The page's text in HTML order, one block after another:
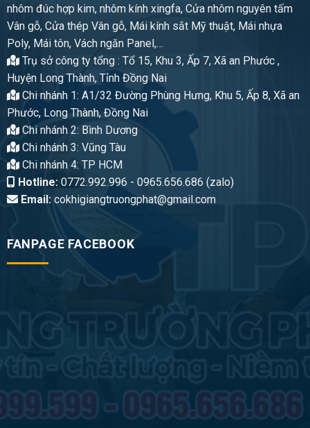
nhôm đúc hợp kim, nhôm kính xingfa, Cửa nhôm nguyên tấm
Vân gỗ, Cửa thép Vân gỗ, Mái kính sắt Mỹ thuật, Mái nhựa
Poly, Mái tôn, Vách ngăn Panel,…
Trụ sở công ty tổng : Tổ 15, Khu 3, Ấp 7, Xã an Phước ,
Huyện Long Thành, Tỉnh Đồng Nai
Chi nhánh 1: A1/32 Đường Phùng Hưng, Khu 5, Ấp 8, Xã an
Phước, Long Thành, Đồng Nai
Chi nhánh 2: Bình Dương
Chi nhánh 3: Vũng Tàu
Chi nhánh 4: TP HCM
Hotline:0772.992.996 - 0965.656.686 (zalo)
Email:cokhigiangtruongphat@gmail.com
FANPAGE FACEBOOK